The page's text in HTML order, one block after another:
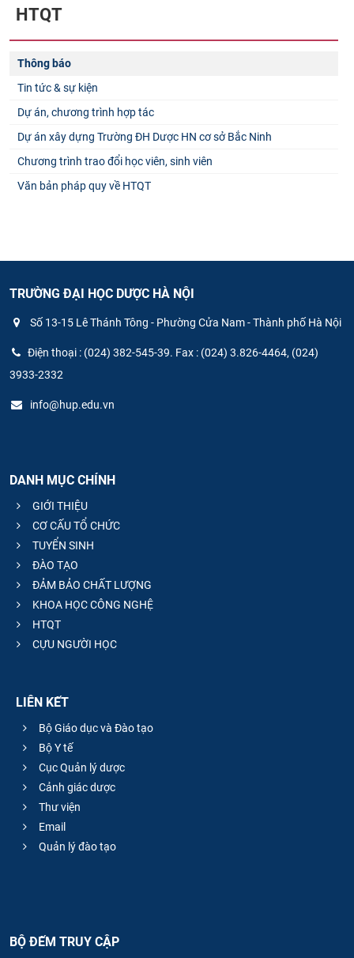
HTQT
Thông báo
Tin tức & sự kiện
Dự án, chương trình hợp tác
Dự án xây dựng Trường ĐH Dược HN cơ sở Bắc Ninh
Chương trình trao đổi học viên, sinh viên
Văn bản pháp quy về HTQT
TRƯỜNG ĐẠI HỌC DƯỢC HÀ NỘI
Số 13-15 Lê Thánh Tông - Phường Cửa Nam - Thành phố Hà Nội
Điện thoại : (024) 382-545-39. Fax : (024) 3.826-4464, (024)
3933-2332
info@hup.edu.vn
DANH MỤC CHÍNH
GIỚI THIỆU
CƠ CẤU TỔ CHỨC
TUYỂN SINH
ĐÀO TẠO
ĐẢM BẢO CHẤT LƯỢNG
KHOA HỌC CÔNG NGHỆ
HTQT
CỰU NGƯỜI HỌC
LIÊN KẾT
Bộ Giáo dục và Đào tạo
Bộ Y tế
Cục Quản lý dược
Cảnh giác dược
Thư viện
Email
Quản lý đào tạo
BỘ ĐẾM TRUY CẬP